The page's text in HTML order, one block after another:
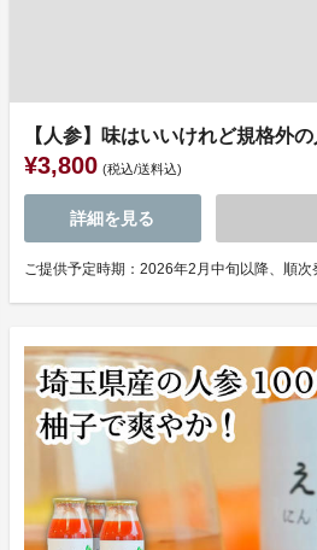
【人参】味はいいけれど規格外
¥3,800 (税込/送料込)
詳細を見る
ご提供予定時期：2026年2月中旬以降、順次